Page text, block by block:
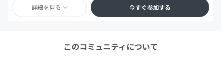
詳細を見る 今すぐ参加する
このコミュニティについて